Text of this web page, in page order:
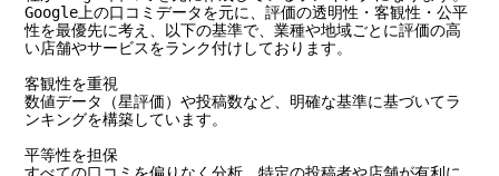
Google上の口コミデータを元に、評価の透明性・客観性・公平
性を最優先に考え、以下の基準で、業種や地域ごとに評価の高
い店舗やサービスをランク付けしております。
客観性を重視
数値データ（星評価）や投稿数など、明確な基準に基づいてラ
ンキングを構築しています。
平等性を担保